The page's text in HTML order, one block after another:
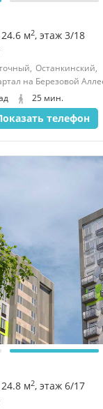
м2, этаж 3/18
Останкинский,
на Березовой
25 мин.
телефон
м2, этаж 6/17